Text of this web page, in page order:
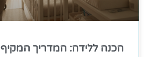
הכנה ללידה: המדריך המקיף